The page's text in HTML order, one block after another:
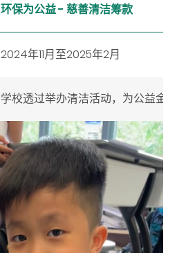
环保为公益 - 慈善清洁筹款
2024年11月至2025年2月
学校透过举办清洁活动，为公益金